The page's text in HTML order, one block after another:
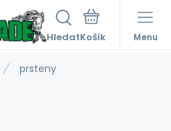
Hledat Menu
prsteny